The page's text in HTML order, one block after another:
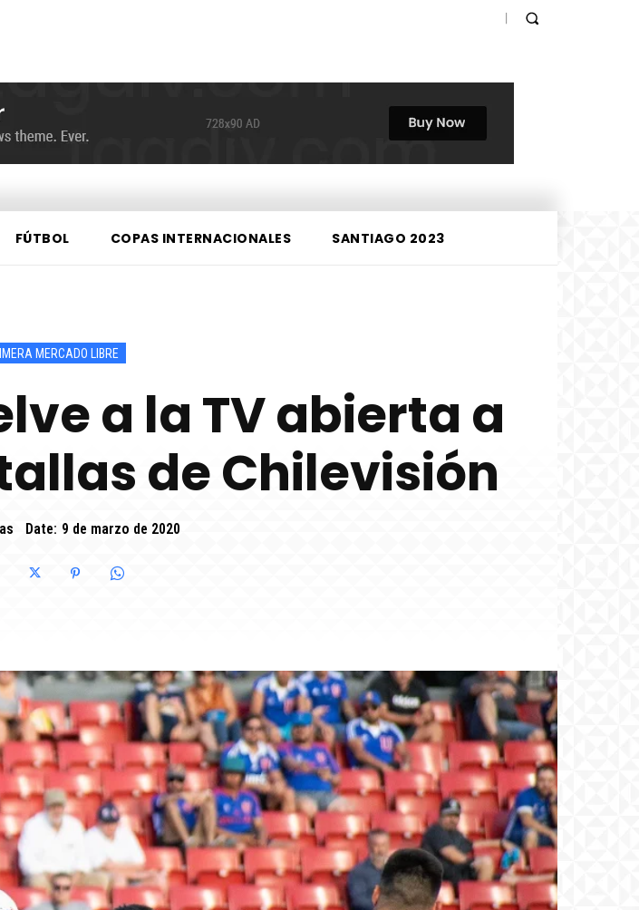
FÚTBOL COPAS INTERNACIONALES SANTIAGO 2023
MERCADO LIBRE
a la TV abierta a
de Chilevisión
Date: 9 de marzo de 2020